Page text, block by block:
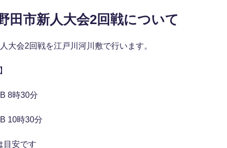
田市新人大会2回戦について
大会2回戦を江戸川河川敷で行います。
8時30分
10時30分
目安です